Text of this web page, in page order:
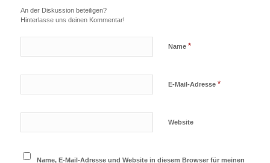
An der Diskussion beteiligen?
Hinterlasse uns deinen Kommentar!
Name *
E-Mail-Adresse *
Website
Name, E-Mail-Adresse und Website in diesem Browser für meinen